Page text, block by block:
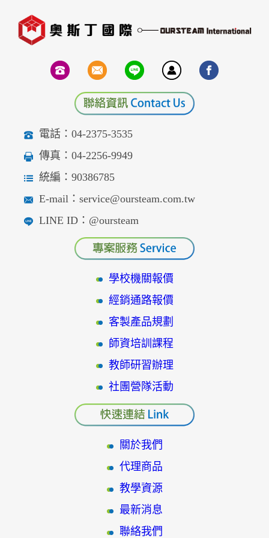
電話：04-2375-3535
傳真：04-2256-9949
統編：90386785
E-mail：service@oursteam.com.tw
LINE ID：@oursteam
學校機關報價
經銷通路報價
客製產品規劃
師資培訓課程
教師研習辦理
社團營隊活動
關於我們
代理商品
教學資源
最新消息
聯絡我們